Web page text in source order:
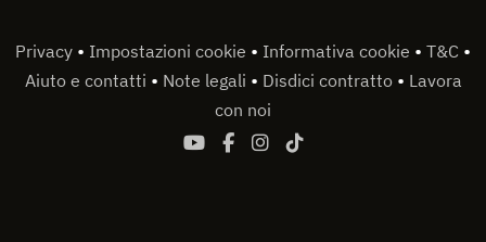
Privacy • Impostazioni cookie • Informativa cookie • T&C •
Aiuto e contatti • Note legali • Disdici contratto • Lavora
con noi